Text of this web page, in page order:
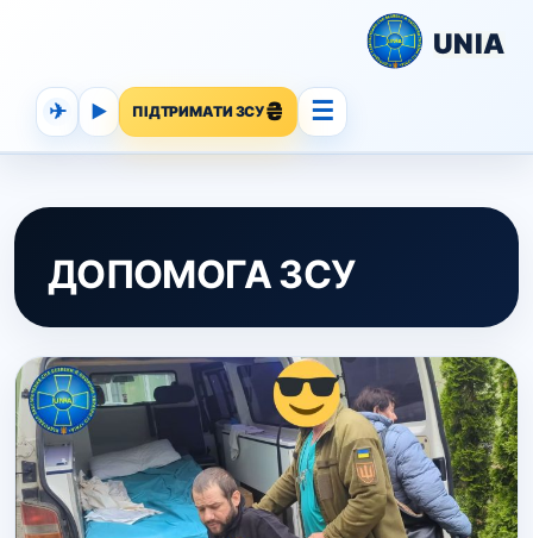
UNIA
✈ ▶ ПІДТРИМАТИ ЗСУ ☰
ДОПОМОГА ЗСУ